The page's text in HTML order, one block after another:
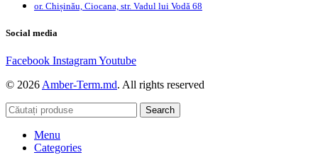
or. Chișinău, Ciocana, str. Vadul lui Vodă 68
Social media
Facebook InstagramYoutube
© 2026 Amber-Term.md. All rights reserved
Search
Menu
Categories